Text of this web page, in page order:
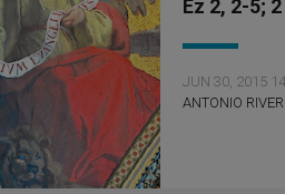
Ez 2, 2-5;
JUN 30, 2015
ANTONIO